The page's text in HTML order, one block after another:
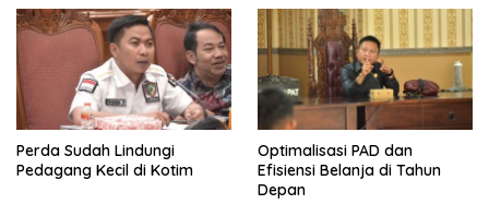
Perda Sudah Lindungi
Pedagang Kecil di Kotim
Optimalisasi PAD dan
Efisiensi Belanja di Tahun
Depan